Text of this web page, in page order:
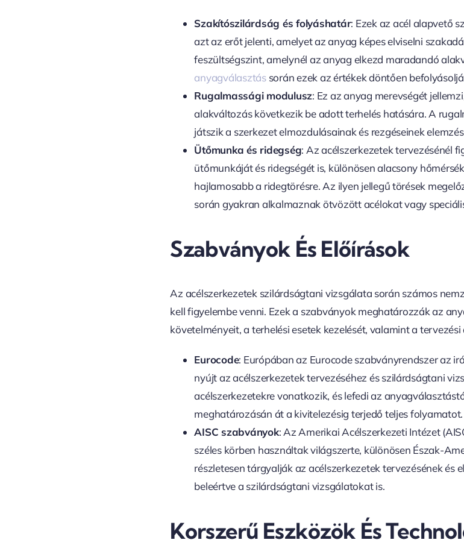
Szakítószilárdság és folyáshatár: Ezek az acél alapvető
azt az erőt jelenti, amelyet az anyag képes elviselni
feszültségszint, amelynél az anyag elkezd maradandó
anyagválasztássorán ezek az értékek döntően
Rugalmassági modulusz: Ez az anyag merevségét
alakváltozás következik be adott terhelés hatására. A
játszik a szerkezet elmozdulásainak és rezgéseinek
Ütőmunka és ridegség: Az acélszerkezetek tervezésénél
ütőmunkáját és ridegségét is, különösen alacsony
hajlamosabb a ridegtörésre. Az ilyen jellegű törések
során gyakran alkalmaznak ötvözött acélokat vagy
Szabványok És Előírások
Az acélszerkezetek szilárdságtani vizsgálata során számos
kell figyelembe venni. Ezek a szabványok meghatározzák az
követelményeit, a terhelési esetek kezelését, valamint a
Eurocode: Európában az Eurocode szabványrendszer az
nyújt az acélszerkezetek tervezéséhez és szilárdságtani
acélszerkezetekre vonatkozik, és lefedi az
meghatározásán át a kivitelezésig terjedő teljes folyamatot.
AISC szabványok: Az Amerikai Acélszerkezeti Intézet
széles körben használtak világszerte, különösen Észak-
részletesen tárgyalják az acélszerkezetek tervezésének és
beleértve a szilárdságtani vizsgálatokat is.
Korszerű Eszközök És